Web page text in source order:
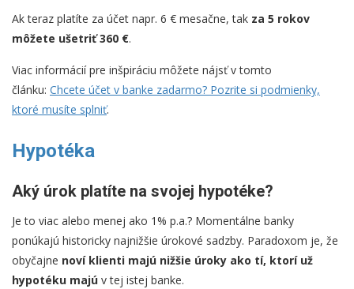
Ak teraz platíte za účet napr. 6 € mesačne, tak za 5 rokov
môžete ušetriť 360 €.
Viac informácií pre inšpiráciu môžete nájsť v tomto
článku: Chcete účet v banke zadarmo? Pozrite si podmienky,
ktoré musíte splniť.
Hypotéka
Aký úrok platíte na svojej hypotéke?
Je to viac alebo menej ako 1% p.a.? Momentálne banky
ponúkajú historicky najnižšie úrokové sadzby. Paradoxom je, že
obyčajne noví klienti majú nižšie úroky ako tí, ktorí už
hypotéku majú v tej istej banke.